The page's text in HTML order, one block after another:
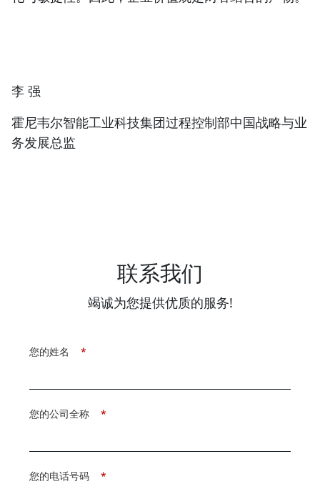
李 强
霍尼韦尔智能工业科技集团过程控制部中国战略与业
务发展总监
联系我们
竭诚为您提供优质的服务!
*
您的姓名
*
您的公司全称
*
您的电话号码